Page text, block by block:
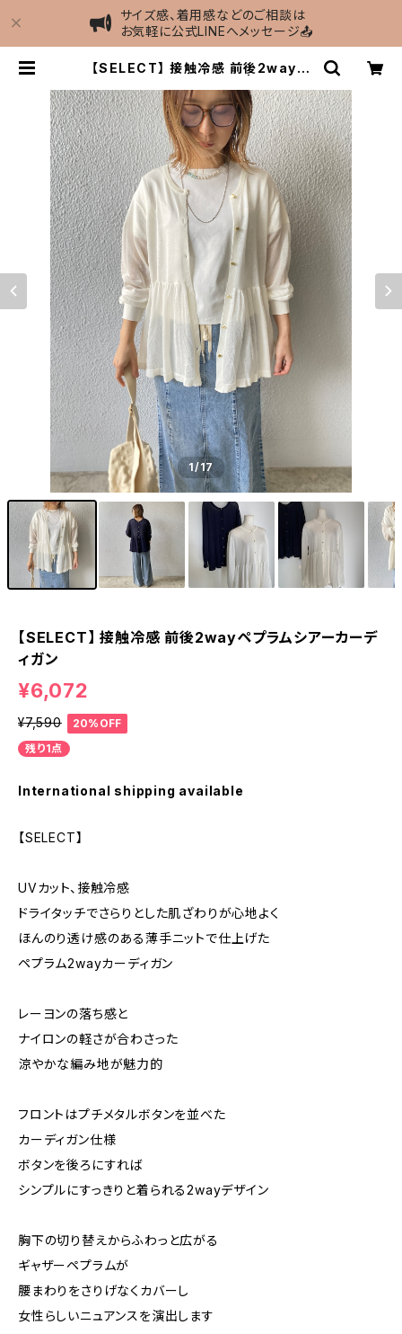
サイズ感、着用感などのご相談は
お気軽に公式LINEへメッセージ📤
【SELECT】 接触冷感 前後2wayペ
lect shop
1/17
【SELECT】 接触冷感 前後2wayペプラムシアーカーデ
ィガン
¥6,072
¥7,590
20%OFF
残り1点
International shipping available
【SELECT】
UVカット、接触冷感
ドライタッチでさらりとした肌ざわりが心地よく
ほんのり透け感のある薄手ニットで仕上げた
ペプラム2wayカーディガン
レーヨンの落ち感と
ナイロンの軽さが合わさった
涼やかな編み地が魅力的
フロントはプチメタルボタンを並べた
カーディガン仕様
ボタンを後ろにすれば
シンプルにすっきりと着られる2wayデザイン
胸下の切り替えからふわっと広がる
ギャザーペプラムが
腰まわりをさりげなくカバーし
女性らしいニュアンスを演出します